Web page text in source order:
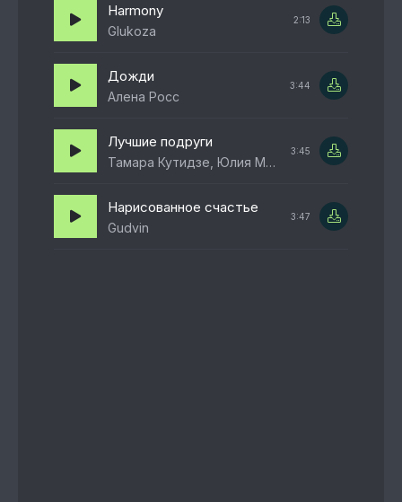
Harmony
Glukoza
2:13
Дожди
Алена Росс
3:44
Лучшие подруги
Тамара Кутидзе, Юлия Михальчик
3:45
Нарисованное счастье
Gudvin
3:47